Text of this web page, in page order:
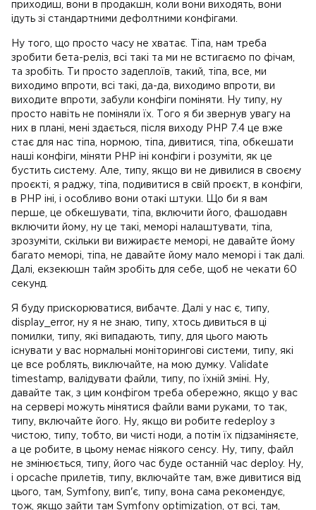
приходиш, вони в продакшн, коли вони виходять, вони
ідуть зі стандартними дефолтними конфігами.
Ну того, що просто часу не хватає. Тіпа, нам треба
зробити бета-реліз, всі такі та ми не встигаємо по фічам,
та зробіть. Ти просто задеплоїв, такий, тіпа, все, ми
виходимо впроти, всі такі, да-да, виходимо впроти, ви
виходите впроти, забули конфіги поміняти. Ну типу, ну
просто навіть не поміняли їх. Того я би звернув увагу на
них в плані, мені здається, після виходу PHP 7.4 це вже
стає для нас тіпа, нормою, тіпа, дивитися, тіпа, обкешати
наші конфіги, міняти PHP іні конфіги і розуміти, як це
бустить систему. Але, типу, якщо ви не дивилися в своєму
проєкті, я раджу, тіпа, подивитися в свій проєкт, в конфіги,
в PHP іні, і особливо вони отакі штуки. Що би я вам
перше, це обкешувати, тіпа, включити його, фашодавн
включити йому, ну це такі, меморі налаштувати, тіпа,
зрозуміти, скільки ви вижираєте меморі, не давайте йому
багато меморі, тіпа, не давайте йому мало меморі і так далі.
Далі, екзекюшн тайм зробіть для себе, щоб не чекати 60
секунд.
Я буду прискорюватися, вибачте. Далі у нас є, типу,
display_error, ну я не знаю, типу, хтось дивиться в ці
помилки, типу, які випадають, типу, для цього мають
існувати у вас нормальні моніторингові системи, типу, які
це все роблять, виключайте, на мою думку. Validate
timestamp, валідувати файли, типу, по їхній зміні. Ну,
давайте так, з цим конфігом треба обережно, якщо у вас
на сервері можуть мінятися файли вами руками, то так,
типу, включайте його. Ну, якщо ви робите redeploy з
чистою, типу, тобто, ви чисті ноди, а потім їх підзаміняєте,
а це робите, в цьому немає ніякого сенсу. Ну, типу, файл
не змінюється, типу, його час буде останній час deploy. Ну,
і opcache прилетів, типу, включайте там, вже дивитися від
цього, там, Symfony, вип'є, типу, вона сама рекомендує,
тож, якщо зайти там Symfony optimization, от всі, там,